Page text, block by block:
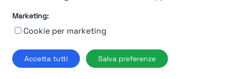
Marketing:
Cookie per marketing
Accetta tutti Salva preferenze
Termini e Condizioni
© 2019-2026 Stupendio. Tutti i diritti riservati | Smarteris S.r.l. P.IVA
02659750992 | Capitale Sociale € 2.550 i.v.